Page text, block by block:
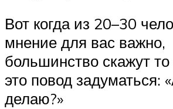
Вот когда из 20–30
мнение для вас важно,
большинство скажут
это повод задуматься:
делаю?»